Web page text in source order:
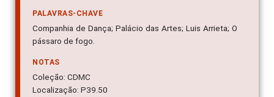
PALAVRAS-CHAVE
Companhia de Dança; Palácio das Artes; Luis Arrieta; O
pássaro de fogo.
NOTAS
Coleção: CDMC
Localização: P39.50